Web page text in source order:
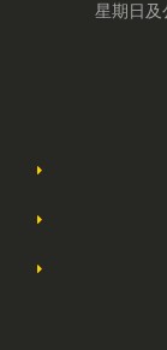
赤
2026-01-21 馬
星期日及